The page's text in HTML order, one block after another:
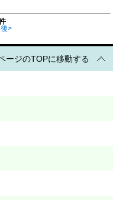
>
ージのTOPに移動する